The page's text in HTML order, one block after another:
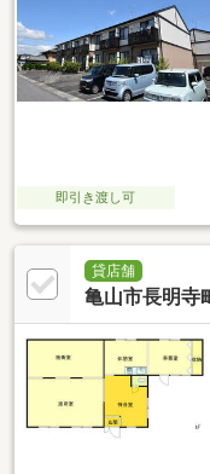
即引き渡し可
貸店舗
亀山市長明寺